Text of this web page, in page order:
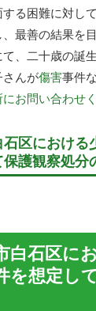
る困難に対し
最善の結果を目
、二十歳の誕
さんが傷害事件
お問い合わせく
区における
護観察処分
白石区に
を想定し